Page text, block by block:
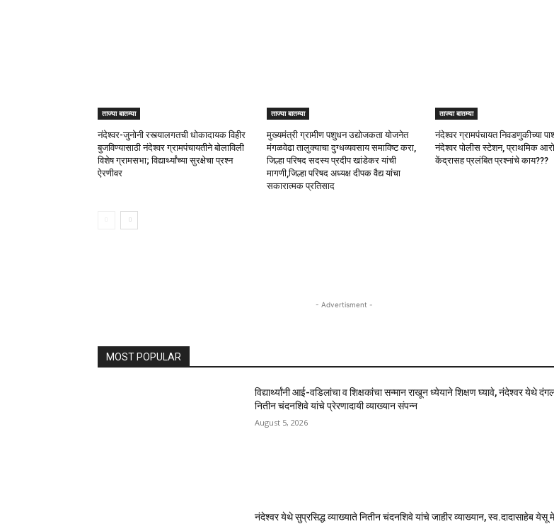
ताज्या बातम्या
नंदेश्वर-जुनोनी रस्त्यालगतची धोकादायक विहीर
बुजविण्यासाठी नंदेश्वर ग्रामपंचायतीने बोलाविली
विशेष ग्रामसभा; विद्यार्थ्यांच्या सुरक्षेचा प्रश्न
ऐरणीवर
ताज्या बातम्या
मुख्यमंत्री ग्रामीण पशुधन उद्योजकता योजनेत
मंगळवेढा तालुक्याचा दुग्धव्यवसाय समाविष्ट करा,
जिल्हा परिषद सदस्य प्रदीप खांडेकर यांची
मागणी,जिल्हा परिषद अध्यक्ष दीपक वैद्य यांचा
सकारात्मक प्रतिसाद
ताज्या बातम्या
नंदेश्वर ग्रामपंचायत निवडणुकीच्या
नंदेश्वर पोलीस स्टेशन, प्राथमिक
केंद्रासह प्रलंबित प्रश्नांचे काय???
- Advertisment -
MOST POPULAR
विद्यार्थ्यांनी आई-वडिलांचा व शिक्षकांचा सन्मान राखून ध्येयाने शिक्षण घ्यावे, नंदेश्वर येथे
नितीन चंदनशिवे यांचे प्रेरणादायी व्याख्यान संपन्न
August 5, 2026
नंदेश्वर येथे सुप्रसिद्ध व्याख्याते नितीन चंदनशिवे यांचे जाहीर व्याख्यान, स्व.दादासाहेब येसू